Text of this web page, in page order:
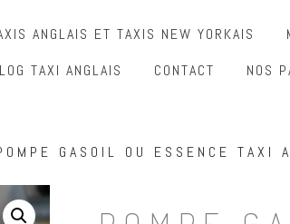
ANGLAIS ET TAXIS NEW YORKAIS
TAXI ANGLAIS CONTACT NOS
GASOIL OU ESSENCE TAXI